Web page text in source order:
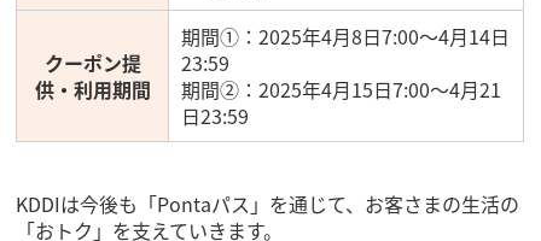
クーポン提
供・利用期間
期間①：2025年4月8日7:00～4月14日
23:59
期間②：2025年4月15日7:00～4月21
日23:59
KDDIは今後も「Pontaパス」を通じて、お客さまの生活の
「おトク」を支えていきます。